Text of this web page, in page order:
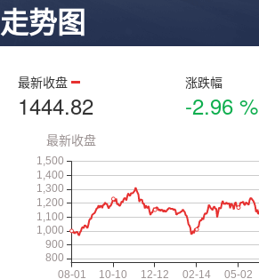
走势图
最新收盘
1444.82
涨跌幅
-2.96 %